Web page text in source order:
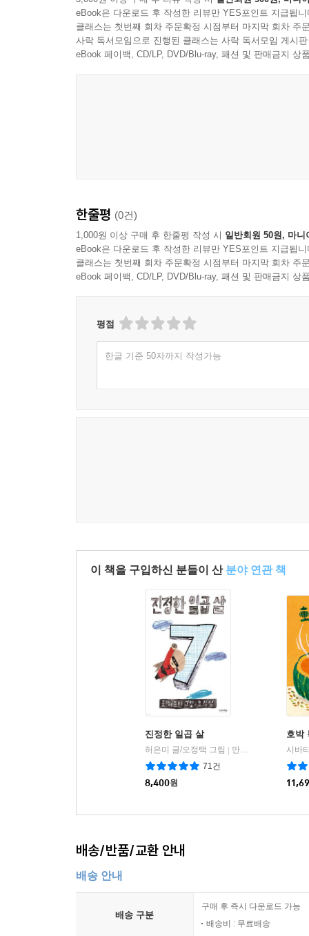
eBook은 다운로드 후 작성한 리뷰만 YES포인트 지급됩니
클래스는 첫번째 회차 주문확정 시점부터 마지막 회차 주
사락 독서모임으로 진행된 클래스는 사락 독서모임 게시
eBook 페이백, CD/LP, DVD/Blu-ray, 패션 및 판매금지 상
한줄평 (0건)
1,000원 이상 구매 후 한줄평 작성 시 일반회원 50원, 마니
eBook은 다운로드 후 작성한 리뷰만 YES포인트 지급됩니
클래스는 첫번째 회차 주문확정 시점부터 마지막 회차 주
eBook 페이백, CD/LP, DVD/Blu-ray, 패션 및 판매금지 상
평점
한글 기준 50자까지 작성가능
이 책을 구입하신 분들이 산 분야 연관 책
진정한 일곱 살
허은미 글/오정택 그림 | 만만한책방
71건
8,400원
호박
배송/반품/교환 안내
배송 안내
배송 구분
구매 후 즉시 다운로드 가능
배송비 : 무료배송